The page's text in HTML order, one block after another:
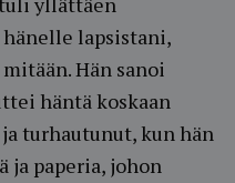
lapsistani,
Hän sanoi
häntä koskaan
turhautunut, kun hän
ja paperia, johon